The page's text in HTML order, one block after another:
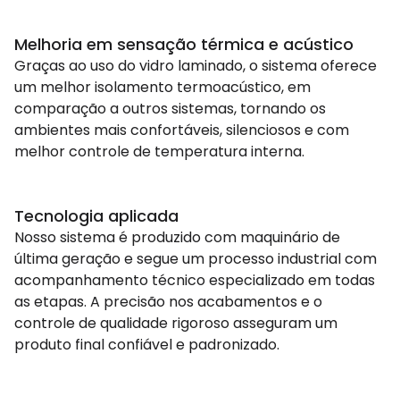
Melhoria em sensação térmica e acústico
Graças ao uso do vidro laminado, o sistema oferece
um melhor isolamento termoacústico, em
comparação a outros sistemas, tornando os
ambientes mais confortáveis, silenciosos e com
melhor controle de temperatura interna.
Tecnologia aplicada
Nosso sistema é produzido com maquinário de
última geração e segue um processo industrial com
acompanhamento técnico especializado em todas
as etapas. A precisão nos acabamentos e o
controle de qualidade rigoroso asseguram um
produto final confiável e padronizado.